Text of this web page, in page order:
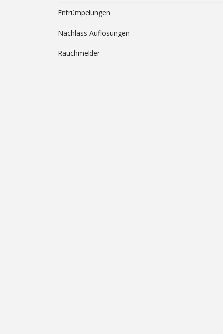
Entrümpelungen
Nachlass-Auflösungen
Rauchmelder